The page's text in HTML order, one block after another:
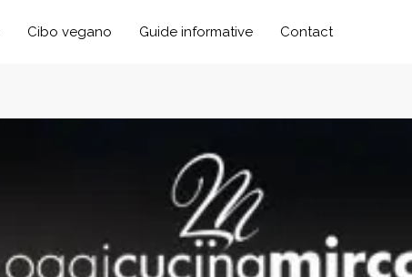
Cibo vegano Guide informative Contact